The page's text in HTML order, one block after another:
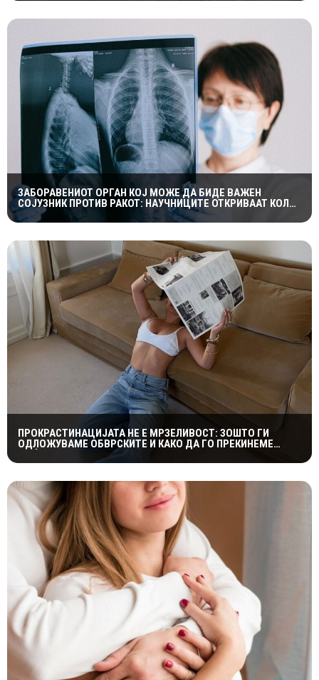
ЗАБОРАВЕНИОТ ОРГАН КОЈ МОЖЕ ДА БИДЕ ВАЖЕН
СОЈУЗНИК ПРОТИВ РАКОТ: НАУЧНИЦИТЕ ОТКРИВААТ КОЛКУ
Е ЗНАЧАЕН ТИМУСОТ
ПРОКРАСТИНАЦИЈАТА НЕ Е МРЗЕЛИВОСТ: ЗОШТО ГИ
ОДЛОЖУВАМЕ ОБВРСКИТЕ И КАКО ДА ГО ПРЕКИНЕМЕ
МАЃЕПСАНИОТ КРУГ